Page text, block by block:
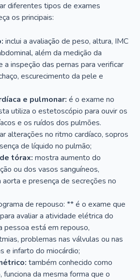
diferentes tipos de exames
os principais:
inclui a avaliação de peso, altura, IMC
além da medição da
a inspeção das pernas para verificar
escurecimento da pele e
e pulmonar: é o exame no
utiliza o estetoscópio para ouvir os
e os ruídos dos pulmões.
alterações no ritmo cardíaco, sopros
de líquido no pulmão;
tórax: mostra aumento do
ou dos vasos sanguíneos,
e presença de secreções no
de repouso: ** é o exame que
avaliar a atividade elétrica do
pessoa está em repouso,
problemas nas válvulas ou nas
e infarto do miocárdio;
também conhecido como
da mesma forma que o